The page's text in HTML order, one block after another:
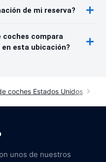
de mi reserva?
coches compara
en esta ubicación?
coches Estados Unidos
unos de nuestros